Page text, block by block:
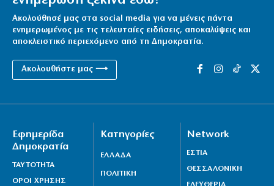
Ακολούθησέ μας στα social media για να μένεις πάντα
ενημερωμένος με τις τελευταίες ειδήσεις, αποκαλύψεις και
αποκλειστικό περιεχόμενο από τη Δημοκρατία.
Ακολουθήστε μας ⟶
Εφημερίδα
Δημοκρατία
ΤΑΥΤΟΤΗΤΑ
ΟΡΟΙ ΧΡΗΣΗΣ
Κατηγορίες
ΕΛΛΑΔΑ
ΠΟΛΙΤΙΚΗ
Network
ΕΣΤΙΑ
ΘΕΣΣΑΛΟΝΙΚΗ
ΕΛΕΥΘΕΡΙΑ